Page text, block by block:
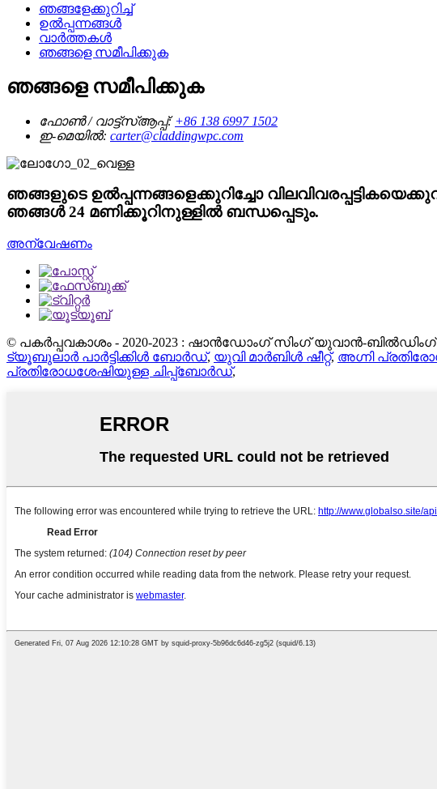
ഞങ്ങളേക്കുറിച്ച്
ഉൽപ്പന്നങ്ങൾ
വാർത്തകൾ
ഞങ്ങളെ സമീപിക്കുക
ഞങ്ങളെ സമീപിക്കുക
ഫോൺ / വാട്ട്‌സ്ആപ്പ്: +86 138 6997 1502
ഇ-മെയിൽ: carter@claddingwpc.com
ഞങ്ങളുടെ ഉൽപ്പന്നങ്ങളെക്കുറിച്ചോ
ഞങ്ങൾ 24 മണിക്കൂറിനുള്ളിൽ ബന്ധപ്പെടും.
അന്വേഷണം
© പകർപ്പവകാശം - 2020-2023 : ഷാൻഡോംഗ് സിംഗ് യുവാൻ-
ട്യൂബുലാർ പാർട്ടിക്കിൾ ബോർഡ്, യുവി മാർബിൾ ഷീറ്റ്, അഗ്നി
പ്രതിരോധശേഷിയുള്ള ചിപ്പ്ബോർഡ്,